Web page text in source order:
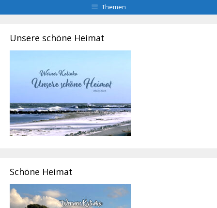
Themen
Unsere schöne Heimat
Schöne Heimat